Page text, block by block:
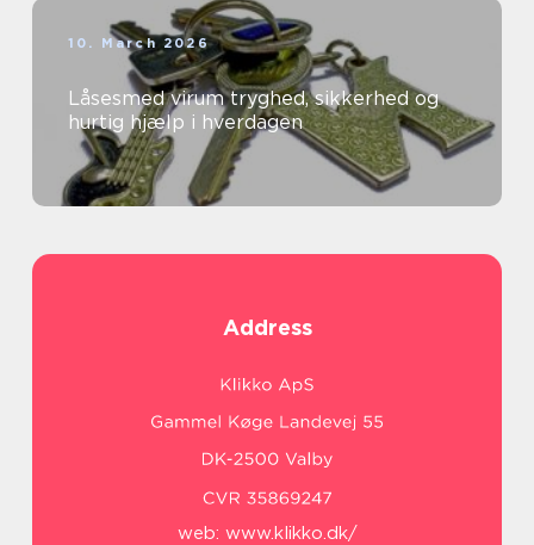
10. March 2026
Låsesmed virum tryghed, sikkerhed og
hurtig hjælp i hverdagen
Address
web: www.klikko.dk/